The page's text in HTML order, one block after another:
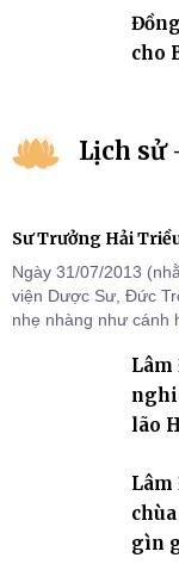
cho
Lịch sử
Sư Trưởng Hải
Ngày 31/07/2013
viện Dược Sư, Đức
nhẹ nhàng như cánh
Lâm
lão
Lâm
gìn